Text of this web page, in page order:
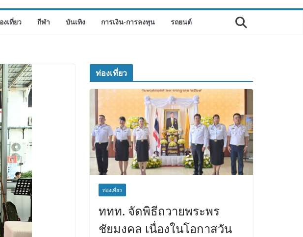
งเที่ยว กีฬา บันเทิง การเงิน-การลงทุน รถยนต์
ท่องเที่ยว
ท่องเที่ยว
ททท. จัดพิธีถวายพระพร
ชัยมงคล เนื่องในโอกาสวัน